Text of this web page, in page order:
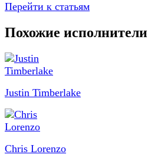
Перейти к статьям
Похожие исполнители
Justin Timberlake
Chris Lorenzo